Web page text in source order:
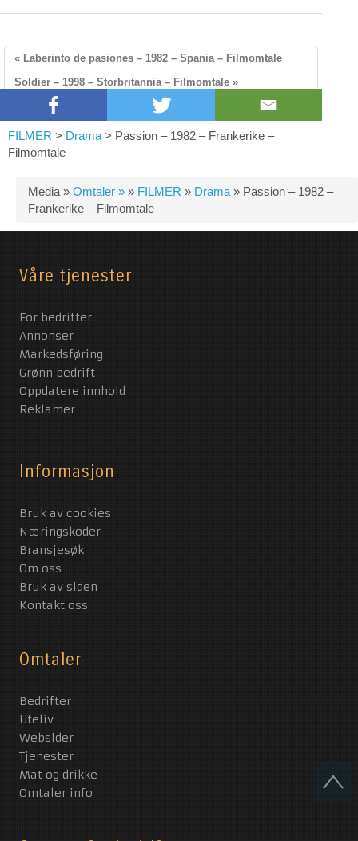
« Laberinto de pasiones – 1982 – Spania – Filmomtale
Soldier – 1998 – Storbritannia – Filmomtale »
FILMER > Drama > Passion – 1982 – Frankerike –
Filmomtale
Media » Omtaler » » FILMER » Drama » Passion – 1982 –
Frankerike – Filmomtale
Våre tjenester
For bedrifter
Annonser
Markedsføring
Grønn bedrift
Oppdatere innhold
Reklamer
Informasjon
Bruk av cookies
Næringskoder
Bransjesøk
Om oss
Bruk av siden
Kontakt oss
Omtaler
Bedrifter
Uteliv
Websider
Tjenester
Mat og drikke
Omtaler info